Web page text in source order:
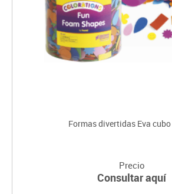
Formas divertidas Eva cubo
Precio
Consultar aquí